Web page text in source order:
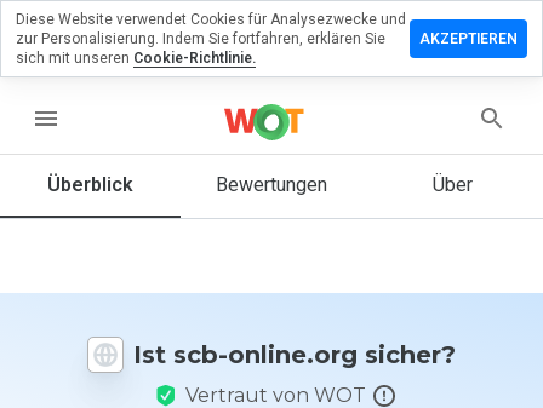
menu
Überblick Bewertungen Über
Ist scb-online.org sicher?
Vertraut von WOT
eine
würden
Website
auf einer
Skala von
Diese Website verwendet Cookies für Analysezwecke und
zur Personalisierung. Indem Sie fortfahren, erklären Sie
sich mit unseren Cookie-Richtlinie.
AKZEPTIEREN